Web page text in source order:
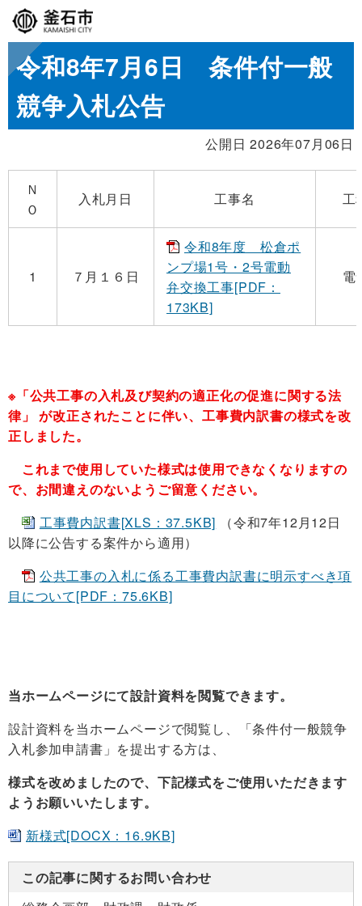
令和8年7月6日 条件付一般
競争入札公告
公開日 2026年07月06日
Ｎ
Ｏ
入札月日 工事名 工
1 ７月１６日
令和8年度 松倉ポ
ンプ場1号・2号電動
弁交換工事[PDF：
173KB]
電
※「公共工事の入札及び契約の適正化の促進に関する法
律」 が改正されたことに伴い、工事費内訳書の様式を改
正しました。
これまで使用していた様式は使用できなくなりますの
で、お間違えのないようご留意ください。
工事費内訳書[XLS：37.5KB] （令和7年12月12日
以降に公告する案件から適用）
公共工事の入札に係る工事費内訳書に明示すべき項
目について[PDF：75.6KB]
当ホームページにて設計資料を閲覧できます。
設計資料を当ホームページで閲覧し、「条件付一般競争
入札参加申請書」を提出する方は、
様式を改めましたので、下記様式をご使用いただきます
ようお願いいたします。
新様式[DOCX：16.9KB]
この記事に関するお問い合わせ